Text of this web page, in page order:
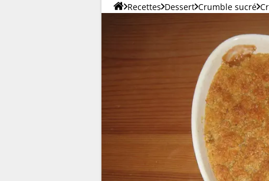
Recettes Dessert Crumble sucré